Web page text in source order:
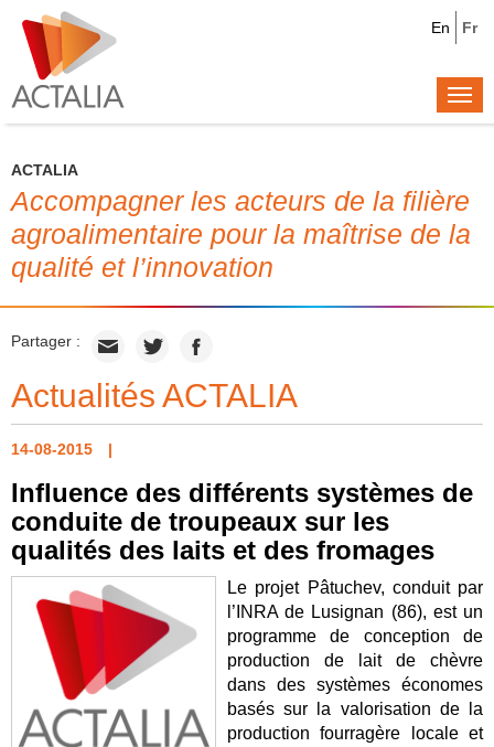
Fr
En
ACTALIA
Accompagner les acteurs de la filière
agroalimentaire pour la maîtrise de la
qualité et l’innovation
Partager :
Actualités ACTALIA
14-08-2015
Influence des différents systèmes de
conduite de troupeaux sur les
qualités des laits et des fromages
Le projet Pâtuchev, conduit par
l’INRA de Lusignan (86), est un
programme de conception de
production de lait de chèvre
dans des systèmes économes
basés sur la valorisation de la
production fourragère locale et